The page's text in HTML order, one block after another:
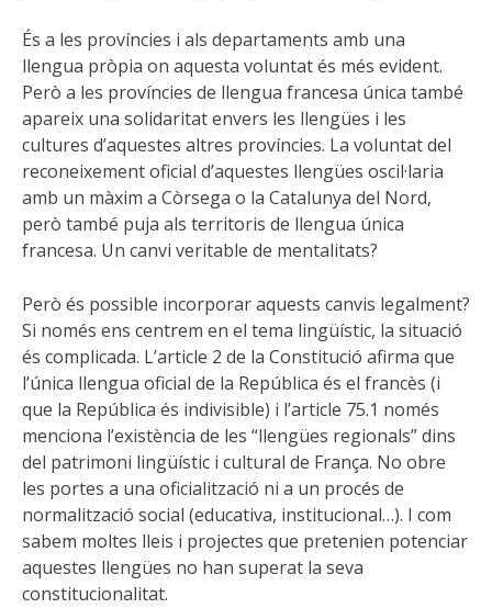
És a les províncies i als departaments amb una
llengua pròpia on aquesta voluntat és més evident.
Però a les províncies de llengua francesa única també
apareix una solidaritat envers les llengües i les
cultures d’aquestes altres províncies. La voluntat del
reconeixement oficial d’aquestes llengües oscil·laria
amb un màxim a Còrsega o la Catalunya del Nord,
però també puja als territoris de llengua única
francesa. Un canvi veritable de mentalitats?
Però és possible incorporar aquests canvis legalment?
Si només ens centrem en el tema lingüístic, la situació
és complicada. L’article 2 de la Constitució afirma que
l’única llengua oficial de la República és el francès (i
que la República és indivisible) i l’article 75.1 només
menciona l’existència de les “llengües regionals” dins
del patrimoni lingüístic i cultural de França. No obre
les portes a una oficialització ni a un procés de
normalització social (educativa, institucional…). I com
sabem moltes lleis i projectes que pretenien potenciar
aquestes llengües no han superat la seva
constitucionalitat.